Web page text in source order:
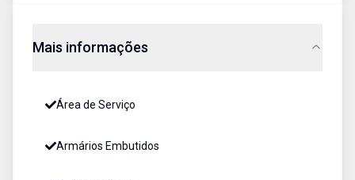
Mais informações
Área de Serviço
Armários Embutidos